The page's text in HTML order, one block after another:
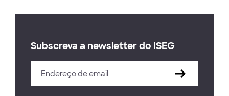
Subscreva a newsletter do ISEG